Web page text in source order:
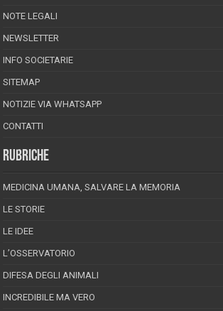
NOTE LEGALI
NEWSLETTER
INFO SOCIETARIE
SITEMAP
NOTIZIE VIA WHATSAPP
CONTATTI
RUBRICHE
MEDICINA UMANA, SALVARE LA MEMORIA
LE STORIE
LE IDEE
L’OSSERVATORIO
DIFESA DEGLI ANIMALI
INCREDIBILE MA VERO